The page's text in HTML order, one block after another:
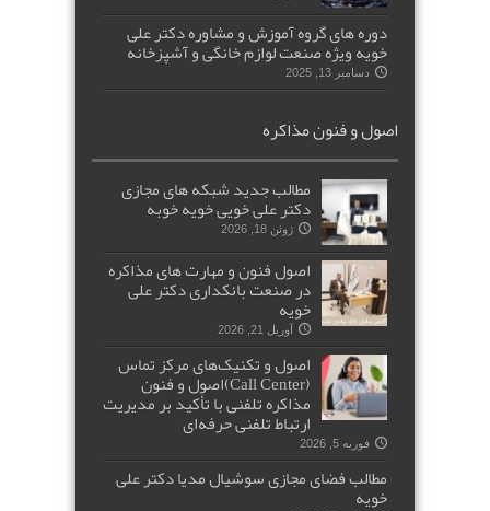
دوره های گروه آموزش و مشاوره دکتر علی
خویه ویژه صنعت لوازم خانگی و آشپزخانه
دسامبر 13, 2025
اصول و فنون مذاکره
مطالب جدید شبکه های مجازی
دکتر علی خویی خویه خوبه
ژوئن 18, 2026
اصول فنون و مهارت های مذاکره
در صنعت بانکداری دکتر علی
خویه
آوریل 21, 2026
اصول و تکنیک‌های مرکز تماس
(Call Center)اصول و فنون
مذاکره تلفنی با تأکید بر مدیریت
ارتباط تلفنی حرفه‌ای
فوریه 5, 2026
مطالب فضای مجازی سوشیال مدیا دکتر علی
خویه